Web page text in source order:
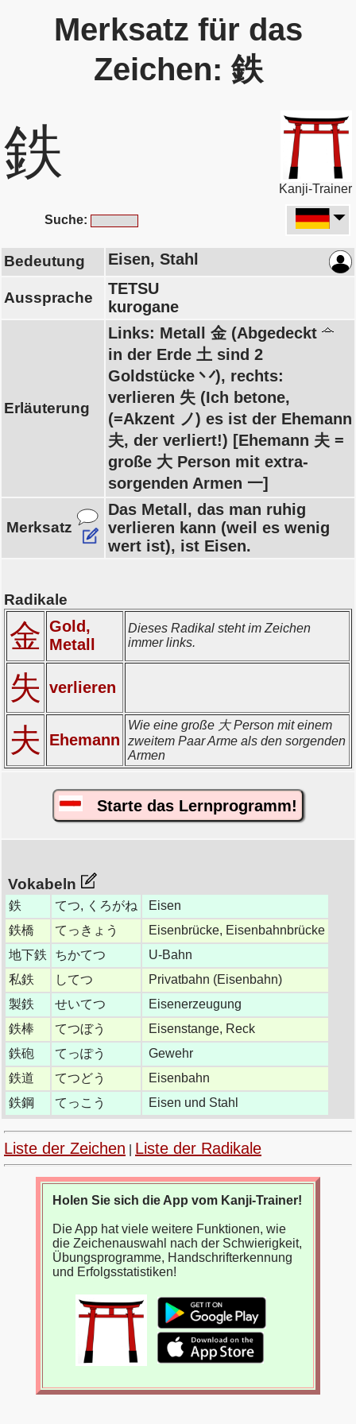
Merksatz für das
Zeichen: 鉄
鉄
Kanji-Trainer
Suche:
Bedeutung Eisen, Stahl
Aussprache
TETSU
kurogane
Erläuterung
Links: Metall 金 (Abgedeckt
in der Erde 土 sind 2
Goldstücke 丷), rechts:
verlieren 失 (Ich betone,
(=Akzent ノ) es ist der Ehemann
夫, der verliert!) [Ehemann 夫 =
große 大 Person mit extra-
sorgenden Armen 一]
Merksatz
Das Metall, das man ruhig
verlieren kann (weil es wenig
wert ist), ist Eisen.
Radikale
金 Gold,
Metall
Dieses Radikal steht im Zeichen
immer links.
失 verlieren
夫 Ehemann
Wie eine große 大 Person mit einem
zweitem Paar Arme als den sorgenden
Armen
Starte das Lernprogramm!
Vokabeln
鉄 てつ, くろがね
Eisen
鉄橋
てっきょう
Eisenbrücke, Eisenbahnbrücke
地下鉄
ちかてつ
U-Bahn
私鉄
してつ
Privatbahn (Eisenbahn)
製鉄
せいてつ
Eisenerzeugung
鉄棒
てつぼう
Eisenstange, Reck
鉄砲
てっぽう
Gewehr
鉄道
てつどう
Eisenbahn
鉄鋼
てっこう Eisen und Stahl
Liste der Zeichen Liste der Radikale
Holen Sie sich die App vom Kanji-Trainer!
Die App hat viele weitere Funktionen, wie
die Zeichenauswahl nach der Schwierigkeit,
Übungsprogramme, Handschrifterkennung
und Erfolgsstatistiken!